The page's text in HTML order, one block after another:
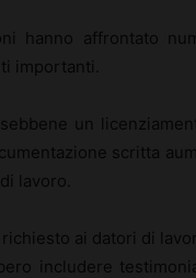
hanno affrontato
importanti.
un
scritta
lavoro.
richiesto ai datori di
includere